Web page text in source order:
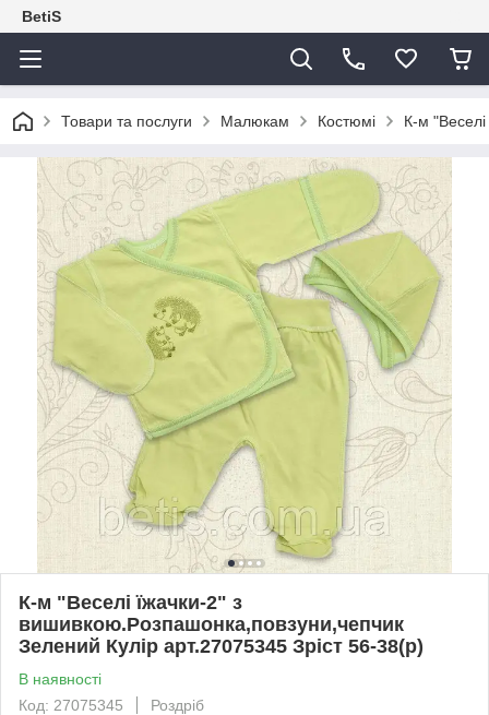
BetiS
Товари та послуги Малюкам Костюмі К-м
К-м "Веселі їжачки-2" з
вишивкою.Розпашонка,повзуни,чепчик
Зелений Кулір арт.27075345 Зріст 56-38(р)
В наявності
Код: 27075345
Роздріб